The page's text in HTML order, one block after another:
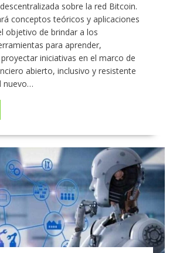
sobre la red Bitcoin.
conceptos teóricos y aplicaciones
objetivo de brindar a los
para aprender,
iniciativas en el marco de
abierto, inclusivo y resistente
nuevo…